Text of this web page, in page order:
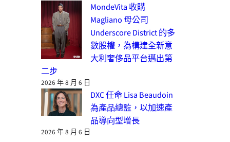
MondeVita 收購
Magliano 母公司
Underscore District 的多
數股權，為構建全新意
大利奢侈品平台邁出第
二步
2026 年 8 月 6 日
DXC 任命 Lisa Beaudoin
為產品總監，以加速產
品導向型增長
2026 年 8 月 6 日